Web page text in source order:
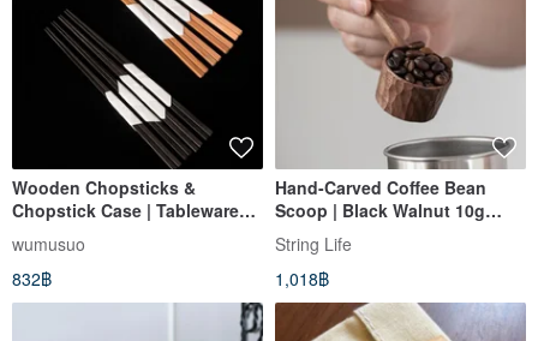
Wooden Chopsticks &
Chopstick Case | Tableware
wumusuo
832฿
Hand-Carved Coffee Bean
Scoop | Black Walnut 10g
Measuring Spoon Solid Wood
Coffee Spoon
String Life
1,018฿